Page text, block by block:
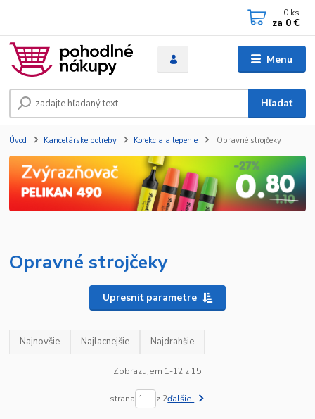
Menu
Hľadať
0 ks
za 0 €
Úvod Kancelárske potreby Korekcia a lepenie Opravné strojčeky
Opravné strojčeky
Upresniť parametre
Najnovšie Najlacnejšie Najdrahšie
Zobrazujem 1-12 z 15
strana z 2ďalšie